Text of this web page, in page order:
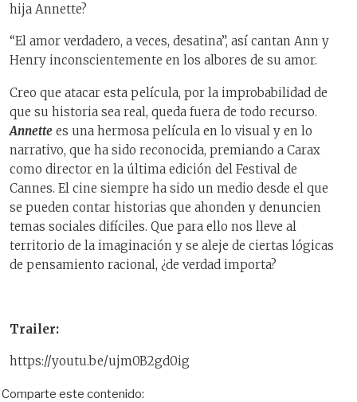
hija Annette?
“El amor verdadero, a veces, desatina”, así cantan Ann y
Henry inconscientemente en los albores de su amor.
Creo que atacar esta película, por la improbabilidad de
que su historia sea real, queda fuera de todo recurso.
Annette es una hermosa película en lo visual y en lo
narrativo, que ha sido reconocida, premiando a Carax
como director en la última edición del Festival de
Cannes. El cine siempre ha sido un medio desde el que
se pueden contar historias que ahonden y denuncien
temas sociales difíciles. Que para ello nos lleve al
territorio de la imaginación y se aleje de ciertas lógicas
de pensamiento racional, ¿de verdad importa?
Trailer:
https://youtu.be/ujm0B2gd0ig
Comparte este contenido: